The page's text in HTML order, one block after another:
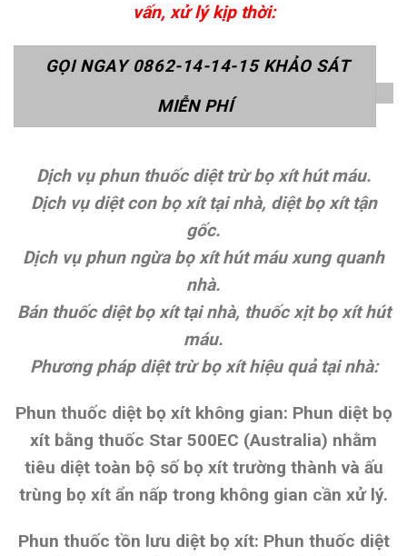
vấn, xử lý kịp thời:
GỌI NGAY 0862-14-14-15 KHẢO SÁT
MIỄN PHÍ
Dịch vụ phun thuốc diệt trừ bọ xít hút máu.
Dịch vụ diệt con bọ xít tại nhà, diệt bọ xít tận
gốc.
Dịch vụ phun ngừa bọ xít hút máu xung quanh
nhà.
Bán thuốc diệt bọ xít tại nhà, thuốc xịt bọ xít hút
máu.
Phương pháp diệt trừ bọ xít hiệu quả tại nhà:
Phun thuốc diệt bọ xít không gian: Phun diệt bọ
xít bằng thuốc Star 500EC (Australia) nhằm
tiêu diệt toàn bộ số bọ xít trường thành và ấu
trùng bọ xít ẩn nấp trong không gian cần xử lý.
Phun thuốc tồn lưu diệt bọ xít: Phun thuốc diệt